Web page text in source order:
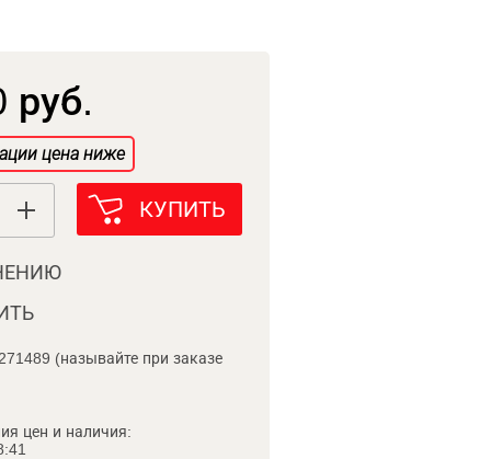
руб.
цена ниже
КУПИТЬ
(называйте при заказе
цен и наличия: